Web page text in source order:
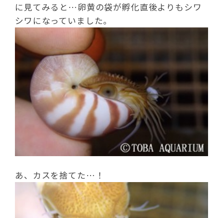
に見てみると…卵黄の袋が孵化直後よりもシワ
シワになっていました。
あ、カスを捨てた…！